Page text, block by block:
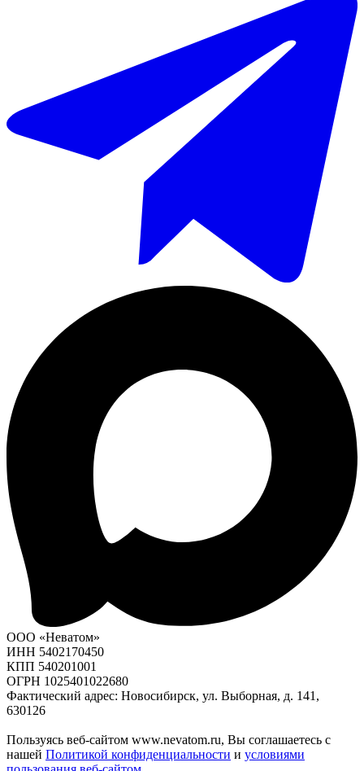
ООО «Неватом»
ИНН 5402170450
КПП 540201001
ОГРН 1025401022680
Фактический адрес: Новосибирск, ул. Выборная, д. 141,
630126
Пользуясь веб-сайтом www.nevatom.ru, Вы соглашаетесь с
нашей Политикой конфиденциальности и условиями